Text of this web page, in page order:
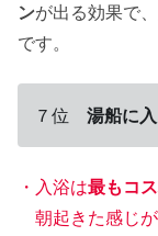
ンが出る効果で
です。
７位 湯船に
・入浴は最もコ
朝起きた感じが